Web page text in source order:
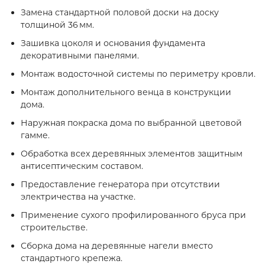
Замена стандартной половой доски на доску
толщиной 36 мм.
Зашивка цоколя и основания фундамента
декоративными панелями.
Монтаж водосточной системы по периметру кровли.
Монтаж дополнительного венца в конструкции
дома.
Наружная покраска дома по выбранной цветовой
гамме.
Обработка всех деревянных элементов защитным
антисептическим составом.
Предоставление генератора при отсутствии
электричества на участке.
Применение сухого профилированного бруса при
строительстве.
Сборка дома на деревянные нагели вместо
стандартного крепежа.